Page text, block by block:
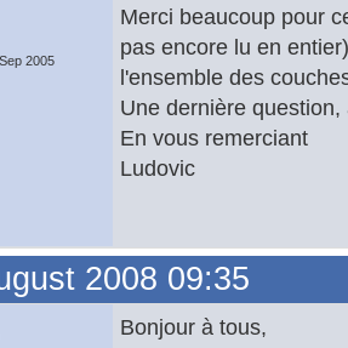
2005
Merci beaucoup pour
pas encore lu en
l'ensemble des
Une dernière
En vous remerciant
Ludovic
2008 09:35
Bonjour à tous,